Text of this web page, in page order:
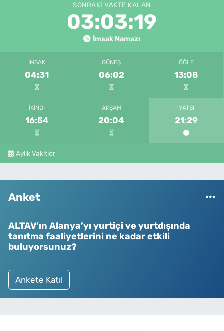
SONRAKI VAKTE KALAN
03:03:19
İmsak Namazı
İMSAK
04:31
GÜNEŞ
06:02
ÖĞLE
13:08
İKINDI
16:54
AKŞAM
20:04
YATSI
21:29
Aylık Vakitler
Anket
ALTAV’ın Alanya’yı yurtiçi ve yurtdışında
tanıtma faaliyetlerini ne kadar etkili
buluyorsunuz?
Ankete Katıl